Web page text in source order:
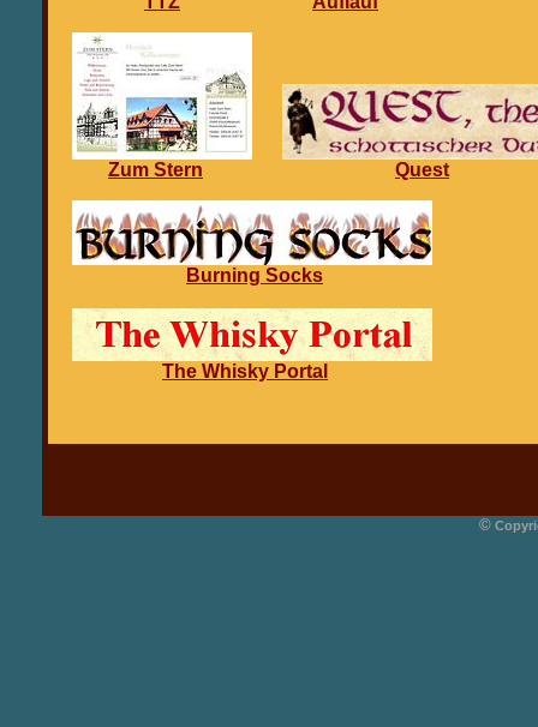
Zum Stern Quest
Burning Socks
The Whisky Portal
©